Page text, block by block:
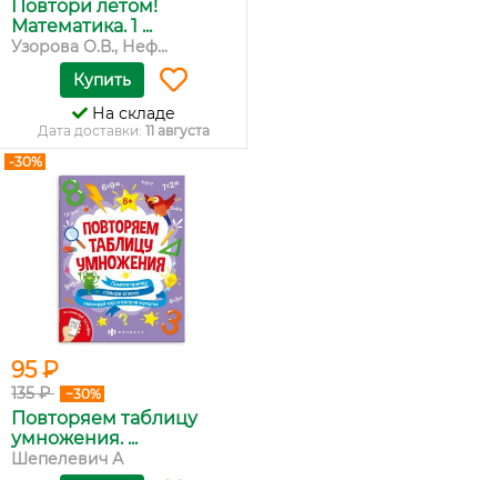
Повтори летом!
Математика. 1 ...
Узорова О.В., Неф...
Купить
На складе
Дата доставки: 11 августа
-30%
95 ₽
135 ₽ −30%
Повторяем таблицу
умножения. ...
Шепелевич А